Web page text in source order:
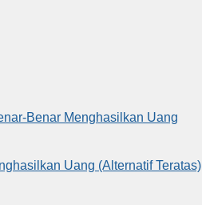
Benar Menghasilkan Uang
Uang (Alternatif Teratas)